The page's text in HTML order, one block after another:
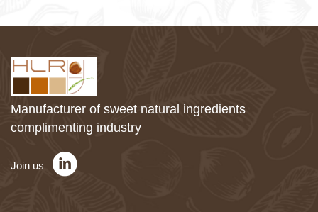
Manufacturer of sweet natural ingredients
complimenting industry
Join us